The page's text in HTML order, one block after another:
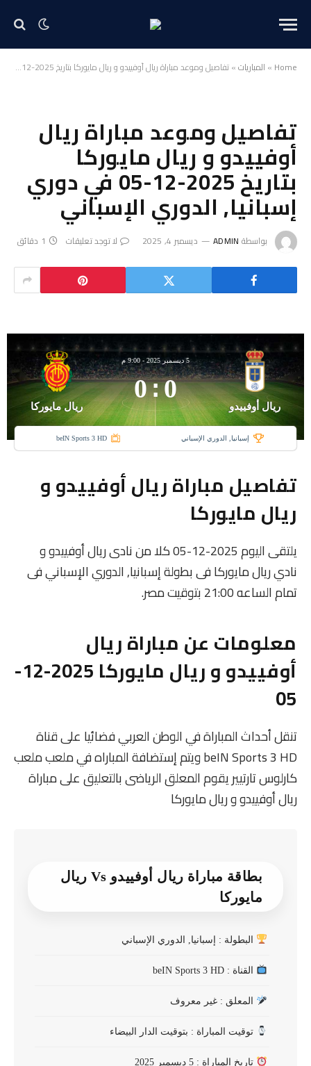
Home
» المباريات»تفاصيل وموعد مباراة ريال أوفييدو و ريال مايوركا بتاريخ 2025-12-05 في دوري إسبانيا, الدوري الإسباني
تفاصيل وموعد مباراة ريال
أوفييدو و ريال مايوركا
بتاريخ 2025-12-05 في دوري
إسبانيا, الدوري الإسباني
بواسطة ADMIN ديسمبر 4, 2025 لا توجد تعليقات 1 دقائق
ريال أوفييدو
5 ديسمبر 2025 - 9:00 م
0
:
0
ريال مايوركا
إسبانيا, الدوري الإسباني beIN Sports 3 HD
تفاصيل مباراة ريال أوفييدو و
ريال مايوركا
يلتقى اليوم 2025-12-05 كلا من نادى ريال أوفييدو و
نادي ريال مايوركا فى بطولة إسبانيا, الدوري الإسباني فى
تمام الساعه 21:00 بتوقيت مصر.
معلومات عن مباراة ريال
أوفييدو و ريال مايوركا 2025-12-
05
تنقل أحداث المباراة في الوطن العربي فضائيا على قناة
beIN Sports 3 HD ويتم إستضافة المباراه في ملعب ملعب
كارلوس تارتيير يقوم المعلق الرياضى بالتعليق على مباراة
ريال أوفييدو و ريال مايوركا
بطاقة مباراة ريال أوفييدو Vs ريال
مايوركا
البطولة : إسبانيا, الدوري الإسباني
القناة : beIN Sports 3 HD
المعلق : غير معروف
توقيت المباراة : بتوقيت الدار البيضاء
تاريخ المباراة : 5 ديسمبر 2025